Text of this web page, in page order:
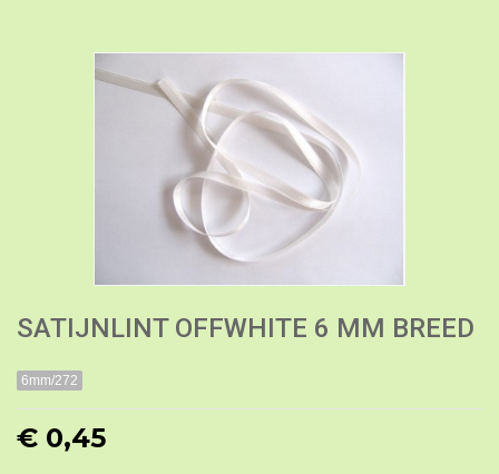
SATIJNLINT OFFWHITE 6 MM BREED
6mm/272
€ 0,45